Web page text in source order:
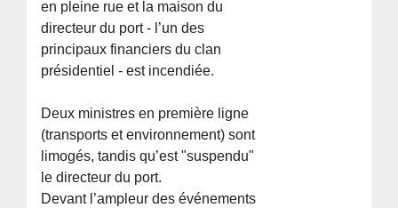
en pleine rue et la maison du
directeur du port - l’un des
principaux financiers du clan
présidentiel - est incendiée.
Deux ministres en première ligne
(transports et environnement) sont
limogés, tandis qu’est "suspendu"
le directeur du port.
Devant l’ampleur des événements